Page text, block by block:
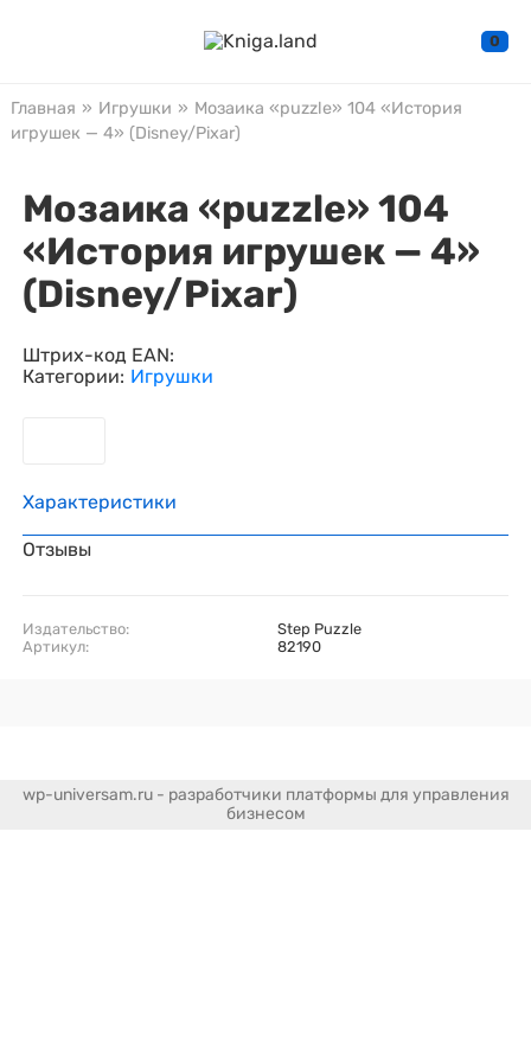
0
Главная » Игрушки » Мозаика «puzzle» 104 «История
игрушек — 4» (Disney/Pixar)
Мозаика «puzzle» 104
«История игрушек — 4»
(Disney/Pixar)
Штрих-код EAN:
Категории: Игрушки
Характеристики
Отзывы
Издательство:
Step Puzzle
Артикул:
82190
wp-universam.ru - разработчики платформы для управления
бизнесом